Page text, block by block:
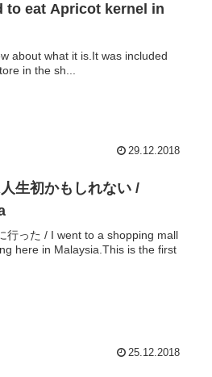
to eat Apricot kernel in
about what it is.It was included
in the sh...
29.12.2018
生初かもしれない /
行った / I went to a shopping mall
here in Malaysia.This is the first
25.12.2018